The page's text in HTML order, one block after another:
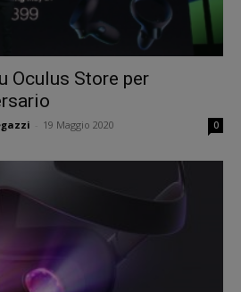
Oculus Store per
19 Maggio 2020 0